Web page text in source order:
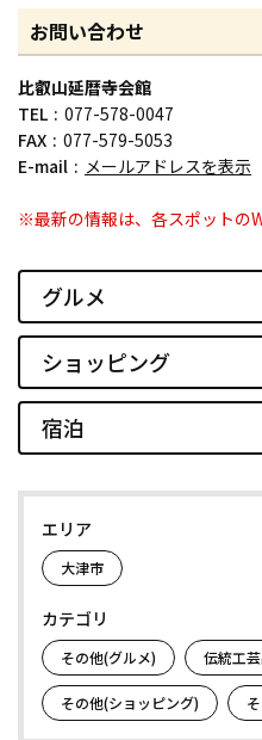
お問い合わせ
比叡山延暦寺会館
TEL
077-578-0047
FAX
077-579-5053
E-mail
メールアドレスを表示
※最新の情報は、各スポットの
グルメ
ショッピング
宿泊
エリア
大津市
カテゴリ
その他(グルメ) 伝統工
その他(ショッピング)